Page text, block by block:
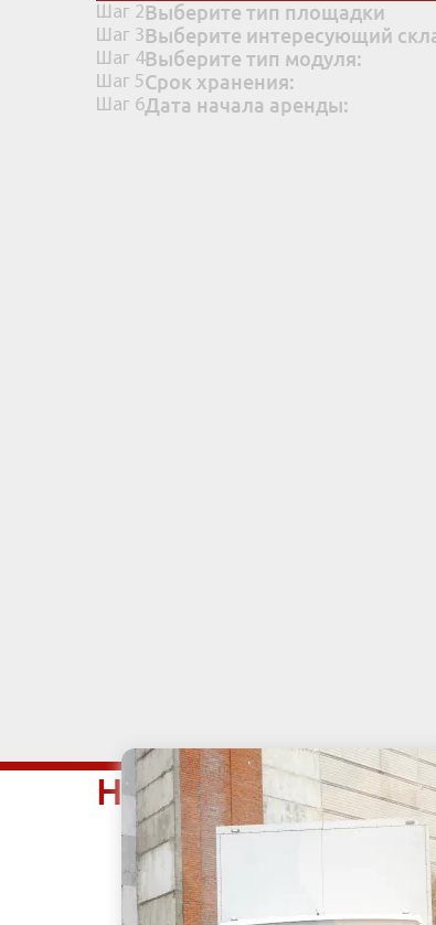
Шаг 2Выберите тип площадки
Шаг 3Выберите интересующий
Шаг 4Выберите тип модуля:
Шаг 5Срок хранения:
Шаг 6Дата начала аренды:
Наши услуги в